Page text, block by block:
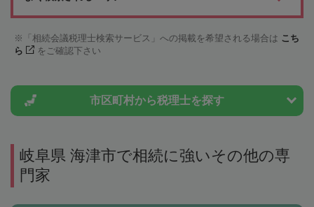
「相続会議税理士検索サービス」への掲載を希望される場合は こち
ら
をご確認下さい
市区町村から税理士を探す
岐阜県 海津市で相続に強いその他の専
門家